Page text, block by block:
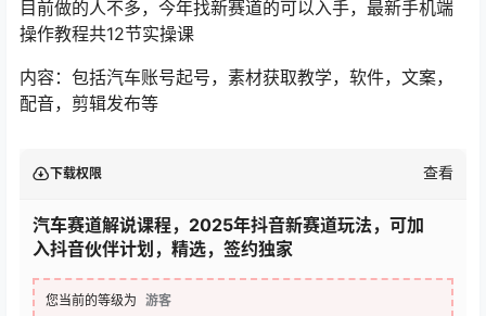
目前做的人不多，今年找新赛道的可以入手，最新手机端
操作教程共12节实操课
内容：包括汽车账号起号，素材获取教学，软件，文案，
配音，剪辑发布等
下载权限 查看
汽车赛道解说课程，2025年抖音新赛道玩法，可加
入抖音伙伴计划，精选，签约独家
您当前的等级为 游客